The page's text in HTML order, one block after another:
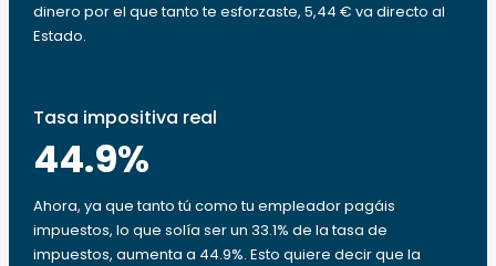
dinero por el que tanto te esforzaste, 5,44 € va directo al
Estado.
Tasa impositiva real
44.9%
Ahora, ya que tanto tú como tu empleador pagáis
impuestos, lo que solía ser un 33.1% de la tasa de
impuestos, aumenta a 44.9%. Esto quiere decir que la